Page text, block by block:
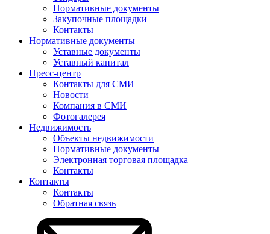
Нормативные документы
Закупочные площадки
Контакты
Нормативные документы
Уставные документы
Уставный капитал
Пресс-центр
Контакты для СМИ
Новости
Компания в СМИ
Фотогалерея
Недвижимость
Объекты недвижимости
Нормативные документы
Электронная торговая площадка
Контакты
Контакты
Контакты
Обратная связь